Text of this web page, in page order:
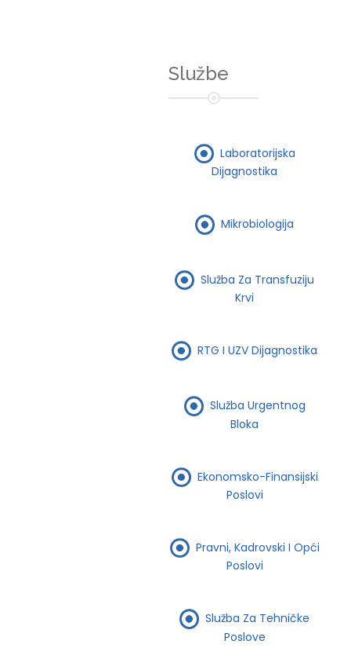
Službe
Laboratorijska
Dijagnostika
Mikrobiologija
Služba Za Transfuziju
Krvi
RTG I UZV Dijagnostika
Služba Urgentnog
Bloka
Ekonomsko-Finansijski
Poslovi
Pravni, Kadrovski I Opći
Poslovi
Služba Za Tehničke
Poslove